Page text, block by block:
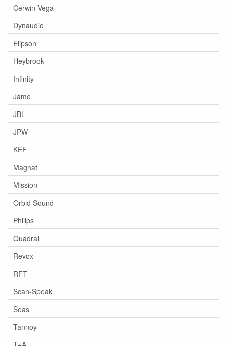
Cerwin Vega
Dynaudio
Elipson
Heybrook
Infinity
Jamo
JBL
JPW
KEF
Magnat
Mission
Orbid Sound
Philips
Quadral
Revox
RFT
Scan-Speak
Seas
Tannoy